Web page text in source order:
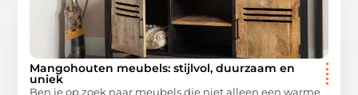
Mangohouten meubels: stijlvol, duurzaam en
uniek
Ben je op zoek naar meubels die niet alleen een warme